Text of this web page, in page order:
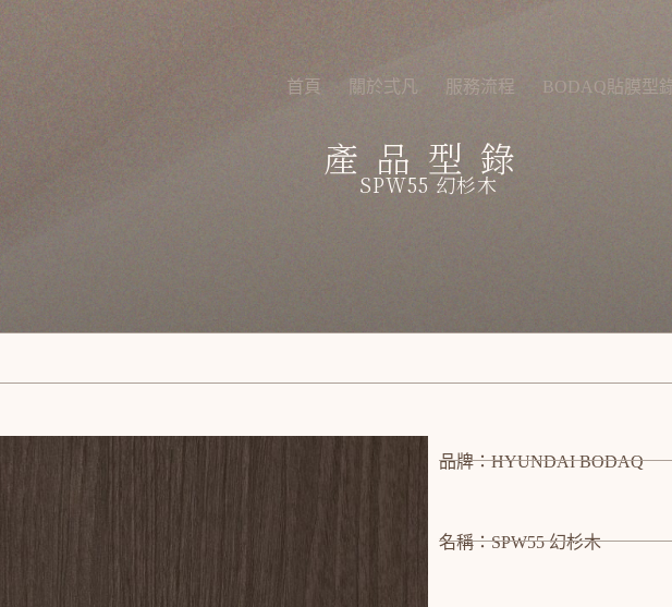
首頁 關於弍凡 服務流程 BODAQ貼膜型
產品型錄
SPW55 幻杉木
品牌：HYUNDAI BODAQ
名稱：SPW55 幻杉木